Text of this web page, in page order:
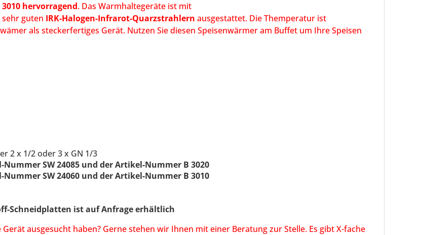
hervorragend. Das Warmhaltegeräte ist mit
guten IRK-Halogen-Infrarot-Quarzstrahlern ausgestattet. Die Themperatur ist
als steckerfertiges Gerät. Nutzen Sie diesen Speisenwärmer am Buffet um Ihre Speisen
2 x 1/2 oder 3 x GN 1/3
SW 24085 und der Artikel-Nummer B 3020
SW 24060 und der Artikel-Nummer B 3010
Schneidplatten ist auf Anfrage erhältlich
ausgesucht haben? Gerne stehen wir Ihnen mit einer Beratung zur Stelle. Es gibt X-fache